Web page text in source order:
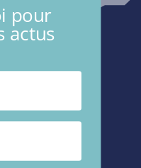
pour
actus